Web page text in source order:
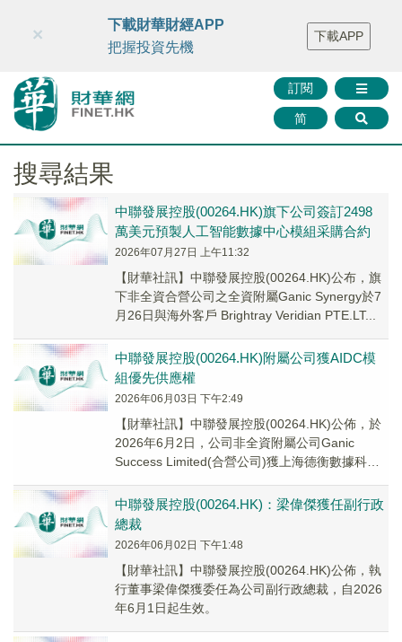
財華智庫網 FINTV FINMETA 財華證券 媒體矩陣
智庫沙龍
聯絡我們
訂閱
简
×
下載財華財經APP
把握投資先機
下載APP
搜尋結果
中聯發展控股(00264.HK)旗下公司簽訂2498
萬美元預製人工智能數據中心模組采購合約
2026年07月27日 上午11:32
【財華社訊】中聯發展控股(00264.HK)公布，旗
下非全資合營公司之全資附屬Ganic Synergy於7
月26日與海外客戶 Brightray Veridian PTE.LT...
中聯發展控股(00264.HK)附屬公司獲AIDC模
組優先供應權
2026年06月03日 下午2:49
【財華社訊】中聯發展控股(00264.HK)公佈，於
2026年6月2日，公司非全資附屬公司Ganic
Success Limited(合營公司)獲上海德衡數據科技
中聯發展控股(00264.HK)：梁偉傑獲任副行政
總裁
2026年06月02日 下午1:48
​【財華社訊】中聯發展控股(00264.HK)公佈，執
行董事梁偉傑獲委任為公司副行政總裁，自2026
年6月1日起生效。